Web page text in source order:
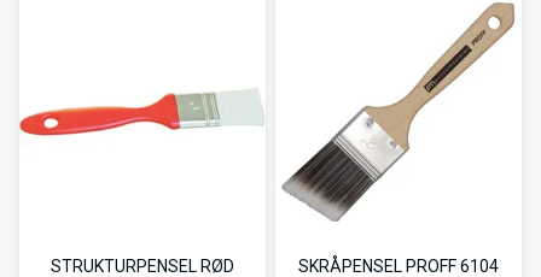
STRUKTURPENSEL RØD
SKRÅPENSEL PROFF 6104